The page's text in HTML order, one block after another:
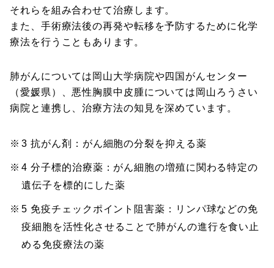
それらを組み合わせて治療します。
また、手術療法後の再発や転移を予防するために化学
療法を行うこともあります。
肺がんについては岡山大学病院や四国がんセンター
（愛媛県）、悪性胸膜中皮腫については岡山ろうさい
病院と連携し、治療方法の知見を深めています。
3 抗がん剤：がん細胞の分裂を抑える薬
4 分子標的治療薬：がん細胞の増殖に関わる特定の
遺伝子を標的にした薬
5 免疫チェックポイント阻害薬：リンパ球などの免
疫細胞を活性化させることで肺がんの進行を食い止
める免疫療法の薬